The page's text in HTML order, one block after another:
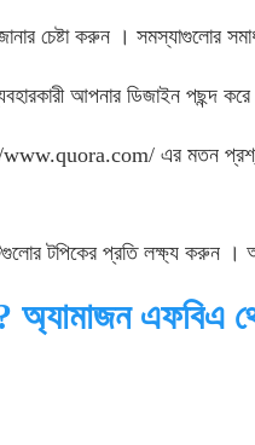
চেষ্টা করুন । সমস্যাগুলোর
আপনার ডিজাইন পছন্দ
www.quora.com/ এর মতন
টপিকের প্রতি লক্ষ্য করুন ।
অ্যামাজন এফবিএ